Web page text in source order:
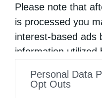
Please note that
is processed you
interest-based ads
information utilized
to your opt-out.
Personal Data
Opt Outs